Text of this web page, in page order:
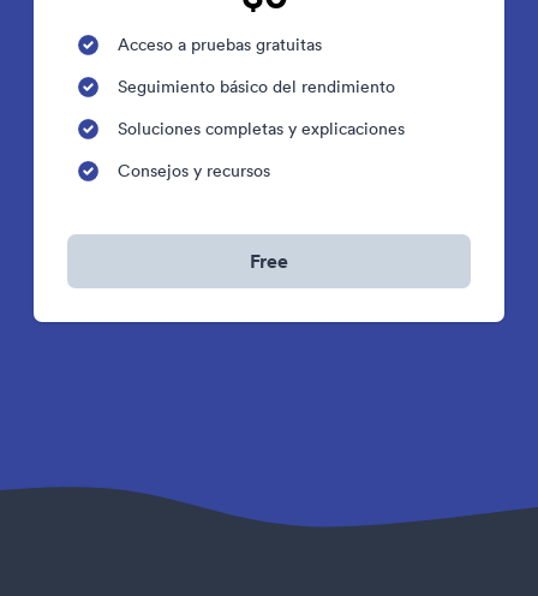
Acceso a pruebas gratuitas
Seguimiento básico del rendimiento
Soluciones completas y explicaciones
Consejos y recursos
Free